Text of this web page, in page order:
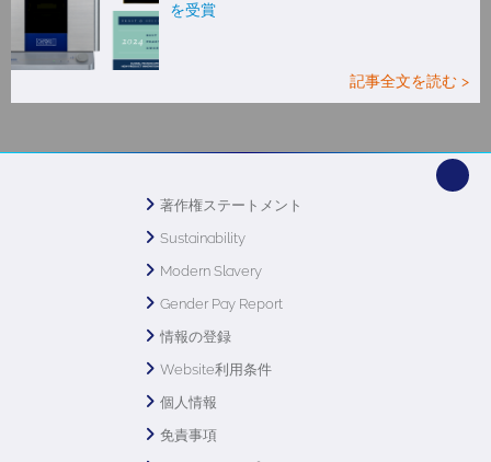
を受賞
記事全文を読む >
著作権ステートメント
Sustainability
Modern Slavery
Gender Pay Report
情報の登録
Website利用条件
個人情報
免責事項